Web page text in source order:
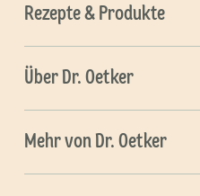
Rezepte & Produkte
Über Dr. Oetker
Mehr von Dr. Oetker